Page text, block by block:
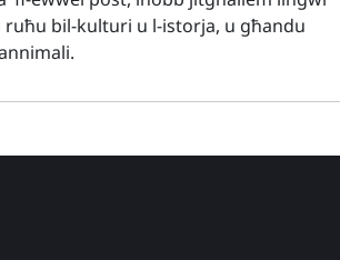
ruħu bil-kulturi u l-istorja, u għandu